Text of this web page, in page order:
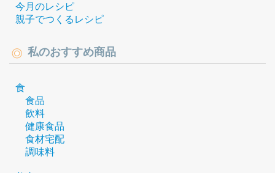
今月のレシピ
親子でつくるレシピ
私のおすすめ商品
食
食品
飲料
健康食品
食材宅配
調味料